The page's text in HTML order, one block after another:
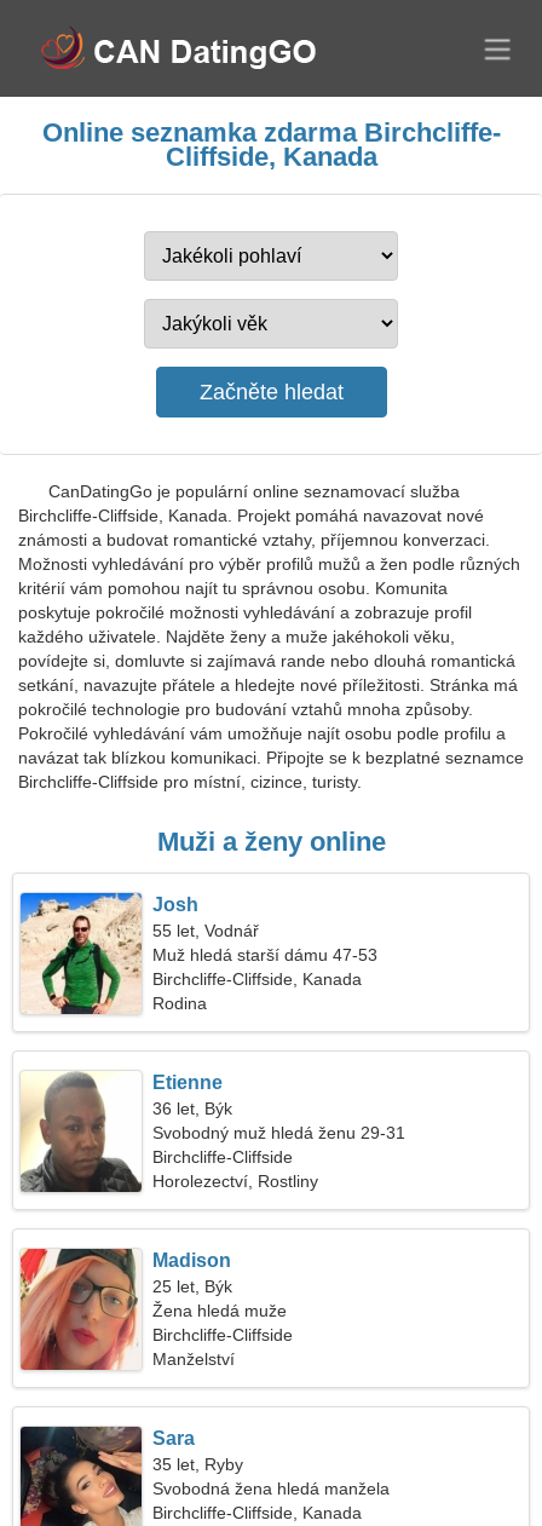
Online seznamka zdarma Birchcliffe-
Cliffside, Kanada
CanDatingGo je populární online seznamovací služba
Birchcliffe-Cliffside, Kanada. Projekt pomáhá navazovat nové
známosti a budovat romantické vztahy, příjemnou konverzaci.
Možnosti vyhledávání pro výběr profilů mužů a žen podle různých
kritérií vám pomohou najít tu správnou osobu. Komunita
poskytuje pokročilé možnosti vyhledávání a zobrazuje profil
každého uživatele. Najděte ženy a muže jakéhokoli věku,
povídejte si, domluvte si zajímavá rande nebo dlouhá romantická
setkání, navazujte přátele a hledejte nové příležitosti. Stránka má
pokročilé technologie pro budování vztahů mnoha způsoby.
Pokročilé vyhledávání vám umožňuje najít osobu podle profilu a
navázat tak blízkou komunikaci. Připojte se k bezplatné seznamce
Birchcliffe-Cliffside pro místní, cizince, turisty.
Muži a ženy online
Josh
55 let, Vodnář
Muž hledá starší dámu 47-53
Birchcliffe-Cliffside, Kanada
Rodina
Etienne
36 let, Býk
Svobodný muž hledá ženu 29-31
Birchcliffe-Cliffside
Horolezectví, Rostliny
Madison
25 let, Býk
Žena hledá muže
Birchcliffe-Cliffside
Manželství
Sara
35 let, Ryby
Svobodná žena hledá manžela
Birchcliffe-Cliffside, Kanada